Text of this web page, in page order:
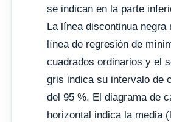
se indican en la parte
La línea discontinua negra
línea de regresión de
cuadrados ordinarios y el
gris indica su intervalo de
del 95 %. El diagrama de
horizontal indica la media